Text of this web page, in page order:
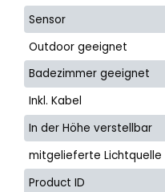
Sensor
Outdoor geeignet
Badezimmer geeignet
Inkl. Kabel
In der Höhe verstellbar
mitgelieferte Lichtquelle
Product ID